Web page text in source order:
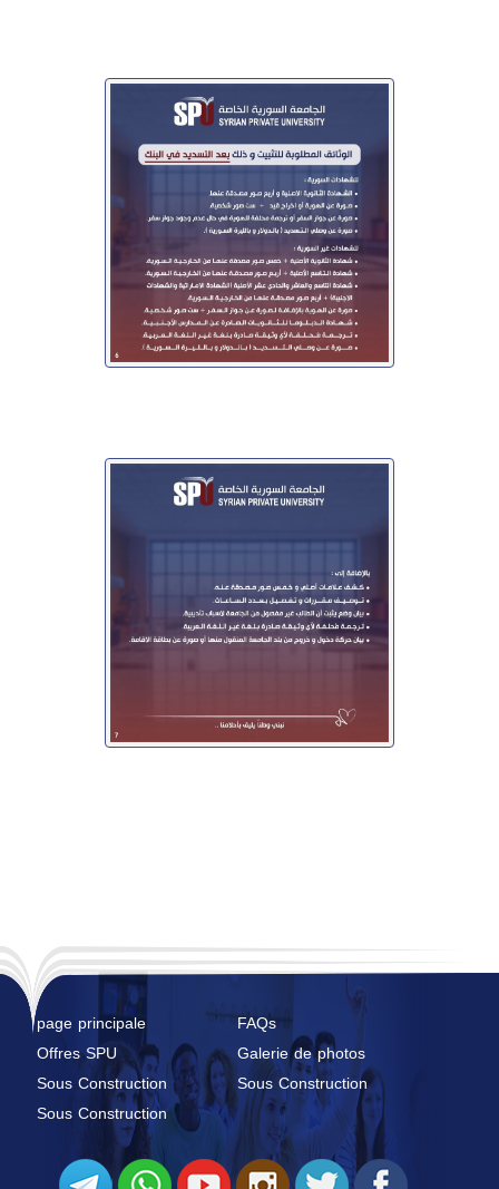
page principale
FAQs
Offres SPU
Galerie de photos
Sous Construction
Sous Construction
Sous Construction